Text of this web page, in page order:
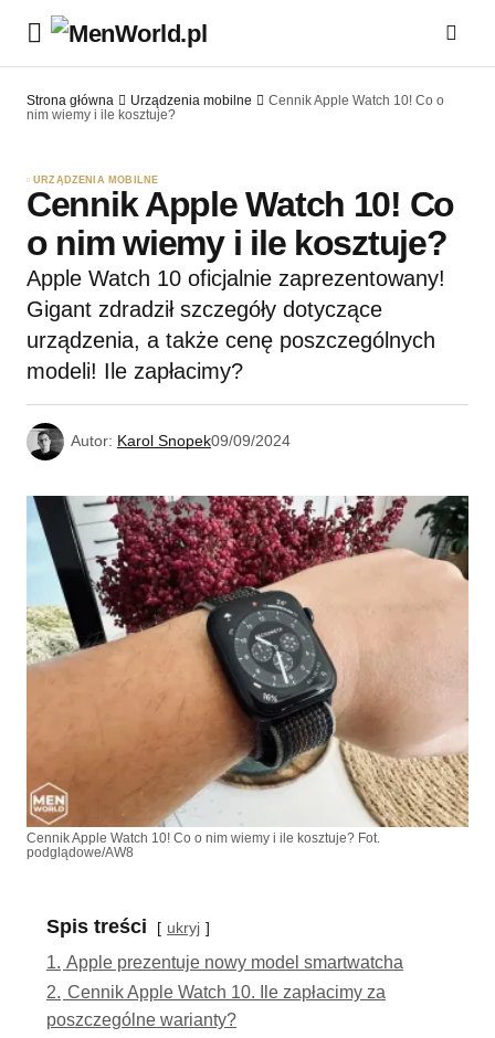
Strona główna Urządzenia mobilne
Cennik Apple Watch 10! Co o
nim wiemy i ile kosztuje?
URZĄDZENIA MOBILNE
Cennik Apple Watch 10! Co
o nim wiemy i ile kosztuje?
Apple Watch 10 oficjalnie zaprezentowany!
Gigant zdradził szczegóły dotyczące
urządzenia, a także cenę poszczególnych
modeli! Ile zapłacimy?
Autor: Karol Snopek09/09/2024
Cennik Apple Watch 10! Co o nim wiemy i ile kosztuje? Fot.
podglądowe/AW8
Spis treści ukryj
1. Apple prezentuje nowy model smartwatcha
2. Cennik Apple Watch 10. Ile zapłacimy za
poszczególne warianty?